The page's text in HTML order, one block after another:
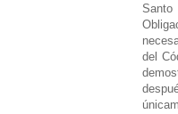
Santo
del